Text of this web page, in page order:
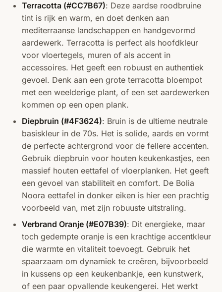
Terracotta (#CC7B67): Deze aardse roodbruine
tint is rijk en warm, en doet denken aan
mediterraanse landschappen en handgevormd
aardewerk. Terracotta is perfect als hoofdkleur
voor vloertegels, muren of als accent in
accessoires. Het geeft een robuust en authentiek
gevoel. Denk aan een grote terracotta bloempot
met een weelderige plant, of een set aardewerken
kommen op een open plank.
Diepbruin (#4F3624): Bruin is de ultieme neutrale
basiskleur in de 70s. Het is solide, aards en vormt
de perfecte achtergrond voor de fellere accenten.
Gebruik diepbruin voor houten keukenkastjes, een
massief houten eettafel of vloerplanken. Het geeft
een gevoel van stabiliteit en comfort. De Bolia
Noora eettafel in donker eiken is hier een prachtig
voorbeeld van, met zijn robuuste uitstraling.
Verbrand Oranje (#E07B39): Dit energieke, maar
toch gedempte oranje is een krachtige accentkleur
die warmte en vitaliteit toevoegt. Gebruik het
spaarzaam om dynamiek te creëren, bijvoorbeeld
in kussens op een keukenbankje, een kunstwerk,
of een paar opvallende keukengerei. Het werkt